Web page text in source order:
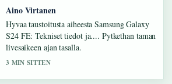
Aino Virtanen
Hyvaa taustoitusta aiheesta Samsung Galaxy
S24 FE: Tekniset tiedot ja.... Pytkethan taman
livesaikeen ajan tasalla.
3 MIN SITTEN